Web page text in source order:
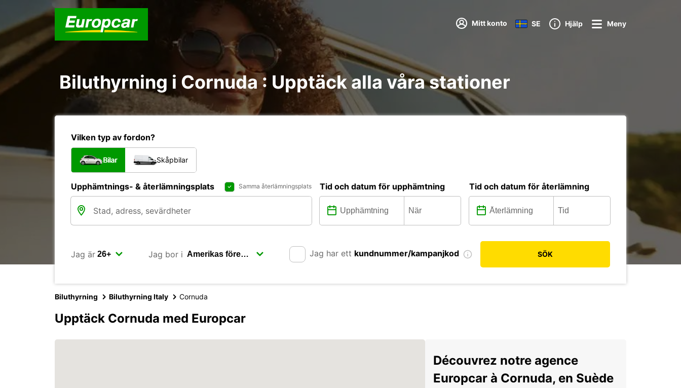
Mitt konto SE Hjälp Meny
Biluthyrning i Cornuda : Upptäck alla våra stationer
Vilken typ av fordon?
Bilar Skåpbilar
Upphämtnings- & återlämningsplats Samma återlämningsplats Tid och datum för upphämtning Tid och datum för återlämning
Jag är Jag bor i Jag har ett kundnummer/kampanjkod SÖK
Biluthyrning Biluthyrning Italy Cornuda
Upptäck Cornuda med Europcar
Découvrez notre agence
Europcar à Cornuda, en Suède